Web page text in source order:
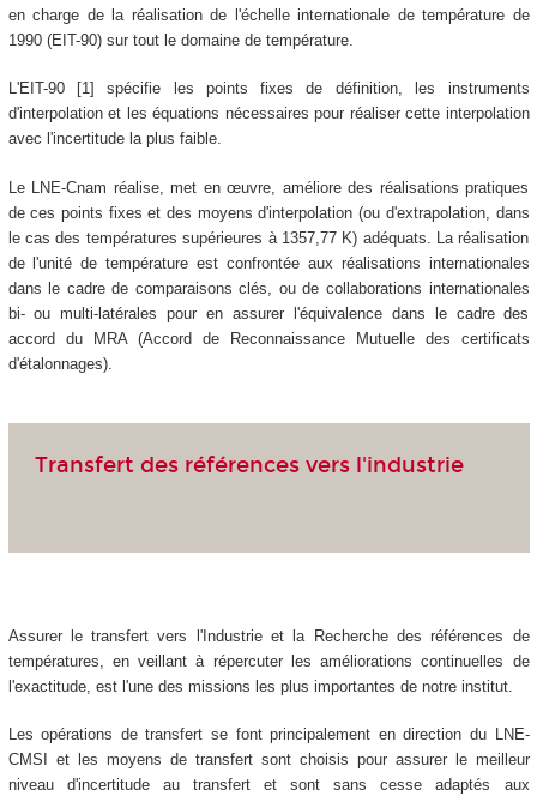
en charge de la réalisation de l'échelle internationale de température de
1990 (EIT-90) sur tout le domaine de température.
L'EIT-90 [1] spécifie les points fixes de définition, les instruments
d'interpolation et les équations nécessaires pour réaliser cette interpolation
avec l'incertitude la plus faible.
Le LNE-Cnam réalise, met en œuvre, améliore des réalisations pratiques
de ces points fixes et des moyens d'interpolation (ou d'extrapolation, dans
le cas des températures supérieures à 1357,77 K) adéquats. La réalisation
de l'unité de température est confrontée aux réalisations internationales
dans le cadre de comparaisons clés, ou de collaborations internationales
bi- ou multi-latérales pour en assurer l'équivalence dans le cadre des
accord du MRA (Accord de Reconnaissance Mutuelle des certificats
d'étalonnages).
Transfert des références vers l'industrie
Assurer le transfert vers l'Industrie et la Recherche des références de
températures, en veillant à répercuter les améliorations continuelles de
l'exactitude, est l'une des missions les plus importantes de notre institut.
Les opérations de transfert se font principalement en direction du LNE-
CMSI et les moyens de transfert sont choisis pour assurer le meilleur
niveau d'incertitude au transfert et sont sans cesse adaptés aux